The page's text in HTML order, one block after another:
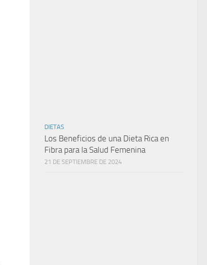
DIETAS
Los Beneficios de una Dieta Rica en
Fibra para la Salud Femenina
21 DE SEPTIEMBRE DE 2024